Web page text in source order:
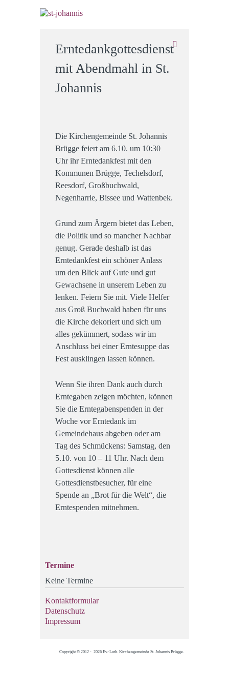
Erntedankgottesdienst
mit Abendmahl in St.
Johannis
Die Kirchengemeinde St. Johannis
Brügge feiert am 6.10. um 10:30
Uhr ihr Erntedankfest mit den
Kommunen Brügge, Techelsdorf,
Reesdorf, Großbuchwald,
Negenharrie, Bissee und Wattenbek.
Grund zum Ärgern bietet das Leben,
die Politik und so mancher Nachbar
genug. Gerade deshalb ist das
Erntedankfest ein schöner Anlass
um den Blick auf Gute und gut
Gewachsene in unserem Leben zu
lenken. Feiern Sie mit. Viele Helfer
aus Groß Buchwald haben für uns
die Kirche dekoriert und sich um
alles gekümmert, sodass wir im
Anschluss bei einer Erntesuppe das
Fest ausklingen lassen können.
Wenn Sie ihren Dank auch durch
Erntegaben zeigen möchten, können
Sie die Erntegabenspenden in der
Woche vor Erntedank im
Gemeindehaus abgeben oder am
Tag des Schmückens: Samstag, den
5.10. von 10 – 11 Uhr. Nach dem
Gottesdienst können alle
Gottesdienstbesucher, für eine
Spende an „Brot für die Welt“, die
Erntespenden mitnehmen.
Termine
Keine Termine
Kontaktformular
Datenschutz
Impressum
Copyright © 2012 - 2026 Ev.-Luth. Kirchengemeinde St. Johannis Brügge.